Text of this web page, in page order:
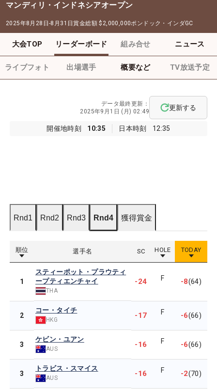
マンディリ・インドネシアオープン
2025年8月28日-8月31日賞金総額 $2,000,000ポンドック・インダGC
大会TOP リーダーボード 組み合せ ニュース
ライブフォト 出場選手 概要など TV放送予定
開催地時刻 10:35 日本時刻 12:35
データ最終更新：
2025年9月1日 (月) 02:49
更新する
Rnd1 Rnd2 Rnd3 Rnd4 獲得賞金
順位 選手名 SC HOLE TODAY
1
スティーポット・プラウティ
ープティエンチャイ
THA
-24 F -8(64)
2
コー・タイチ
HKG -17 F -6(66)
3
ケビン・ユアン
AUS -16 F -6(66)
3
トラビス・スマイス
AUS -16 F -2(70)